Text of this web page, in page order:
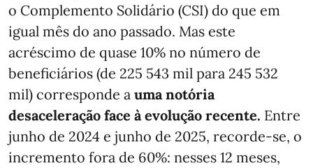
o Complemento Solidário (CSI) do que em
igual mês do ano passado. Mas este
acréscimo de quase 10% no número de
beneficiários (de 225 543 mil para 245 532
mil) corresponde a uma notória
desaceleração face à evolução recente. Entre
junho de 2024 e junho de 2025, recorde-se, o
incremento fora de 60%: nesses 12 meses,